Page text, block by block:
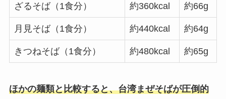
ざるそば（1食分） 約360kcal 約66g
月見そば（1食分） 約440kcal 約64g
きつねそば（1食分） 約480kcal 約65g
ほかの麺類と比較すると、台湾まぜそばが圧倒的